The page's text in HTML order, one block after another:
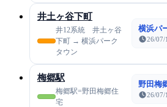
井土ヶ谷下町
井12系統 井土ヶ谷
下町 → 横浜パーク
タウン
横浜パ
26/07/
梅郷駅
梅郷駅=野田梅郷住
宅
野田梅
26/07/